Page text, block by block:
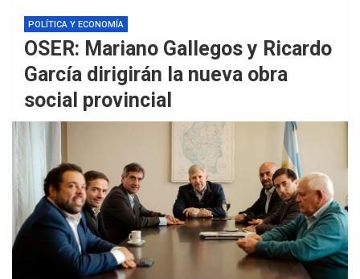
POLÍTICA Y ECONOMÍA
OSER: Mariano Gallegos y Ricardo
García dirigirán la nueva obra
social provincial